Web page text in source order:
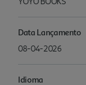
Data Lançamento
08-04-2026
Idioma